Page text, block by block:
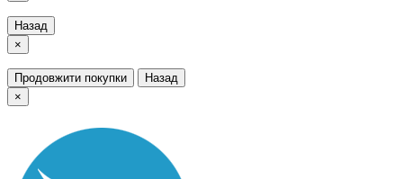
Назад
×
Продовжити покупки
Назад
×